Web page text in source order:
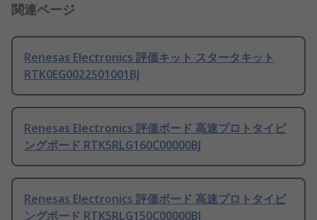
関連ページ
Renesas Electronics 評価キット スタータキット
RTK0EG0022S01001BJ
Renesas Electronics 評価ボード 高速プロトタイピ
ングボード RTK5RLG160C00000BJ
Renesas Electronics 評価ボード 高速プロトタイピ
ングボード RTK5RLG150C00000BJ